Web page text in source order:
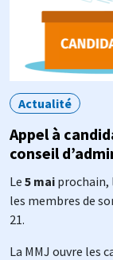
Actualité
Appel à
conseil
Le 5 mai prochain,
les membres de
21.
La MMJ ouvre les